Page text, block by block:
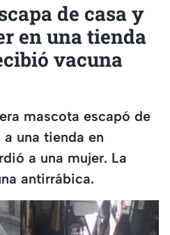
de casa y
en una tienda
vacuna
mascota escapó de
una tienda en
a una mujer. La
antirrábica.